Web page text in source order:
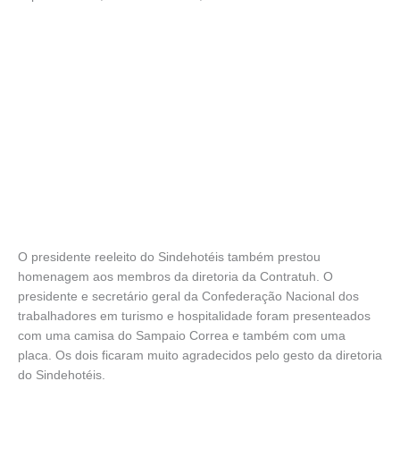
O presidente reeleito do Sindehotéis também prestou
homenagem aos membros da diretoria da Contratuh. O
presidente e secretário geral da Confederação Nacional dos
trabalhadores em turismo e hospitalidade foram presenteados
com uma camisa do Sampaio Correa e também com uma
placa. Os dois ficaram muito agradecidos pelo gesto da diretoria
do Sindehotéis.